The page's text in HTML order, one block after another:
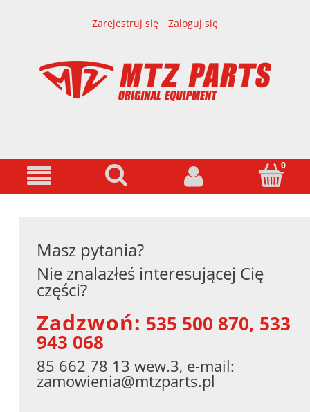
Zarejestruj się Zaloguj się
Masz pytania?
Nie znalazłeś interesującej Cię
części?
Zadzwoń: 535 500 870, 533
943 068
85 662 78 13 wew.3, e-mail:
zamowienia@mtzparts.pl